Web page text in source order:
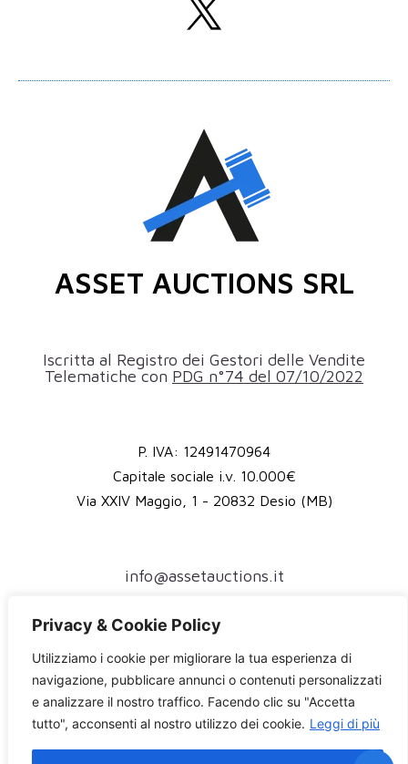
Privacy & Cookie Policy
Utilizziamo i cookie per migliorare la tua esperienza di
navigazione, pubblicare annunci o contenuti personalizzati
e analizzare il nostro traffico. Facendo clic su "Accetta
tutto", acconsenti al nostro utilizzo dei cookie. Leggi di più
ASSET AUCTIONS SRL
Iscritta al Registro dei Gestori delle Vendite
Telematiche con PDG n°74 del 07/10/2022
P. IVA: 12491470964
Capitale sociale i.v. 10.000€
Via XXIV Maggio, 1 - 20832 Desio (MB)
info@assetauctions.it
Accesso riservato all'autorità giudiziaria
Privacy Policy